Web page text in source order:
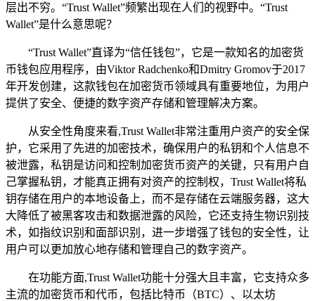
层出不穷。“Trust Wallet”频繁出现在人们的视野中。“Trust
Wallet”是什么意思呢？
“Trust Wallet”直译为“信任钱包”，它是一款知名的加密货
币钱包应用程序，由Viktor Radchenko和Dmitry Gromov于2017
年开发创建，这款钱包在加密货币领域具有重要地位，为用户
提供了安全、便捷的数字资产存储和管理解决方案。
从安全性角度来看,Trust Wallet非常注重用户资产的安全保
护，它采用了先进的加密技术，确保用户的私钥和个人信息不
被泄露，私钥是访问和控制加密货币资产的关键，只有用户自
己掌握私钥，才能真正拥有对资产的控制权，Trust Wallet将私
钥存储在用户的本地设备上，而不是存储在云端服务器，这大
大降低了被黑客攻击和数据泄露的风险，它还支持生物识别技
术，如指纹识别和面部识别，进一步增强了钱包的安全性，让
用户可以更加放心地存储和管理自己的数字资产。
在功能方面,Trust Wallet功能十分强大且丰富，它支持众多
主流的加密货币和代币，包括比特币（BTC）、以太坊